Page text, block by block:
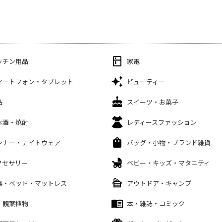
チン用品 家電
ートフォン・タブレット ビューティー
スイーツ・お菓子
酒・焼酎 レディースファッション
ナー・ナイトウェア バッグ・小物・ブランド雑貨
セサリー ベビー・キッズ・マタニティ
・ベッド・マットレス アウトドア・キャンプ
観葉植物 本・雑誌・コミック